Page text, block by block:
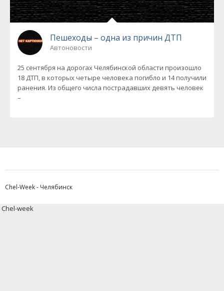
Пешеходы – одна из причин ДТП
Автоновости
25 сентября на дорогах Челябинской области произошло
18 ДТП, в которых четыре человека погибло и 14 получили
ранения. Из общего числа пострадавших девять человек
–
Chel-Week - Челябинск
Chel-week